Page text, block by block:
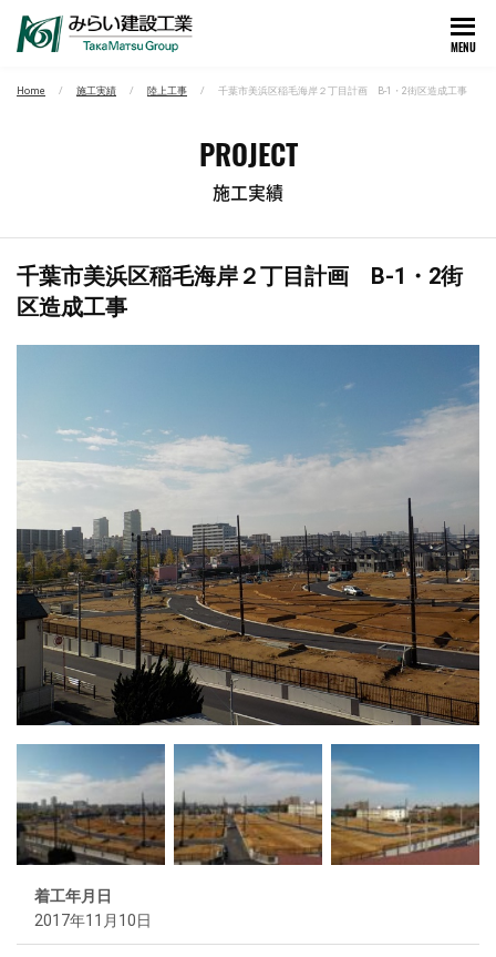
MENU
Home 施工実績 陸上工事 千葉市美浜区稲毛海岸２丁目計画 B-1・2街区造成工事
PROJECT
施工実績
千葉市美浜区稲毛海岸２丁目計画 B-1・2街
区造成工事
着工年月日
2017年11月10日